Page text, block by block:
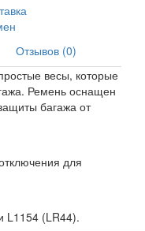
Отзывов (0)
весы, которые
Ремень оснащен
багажа от
для
L1154 (LR44).